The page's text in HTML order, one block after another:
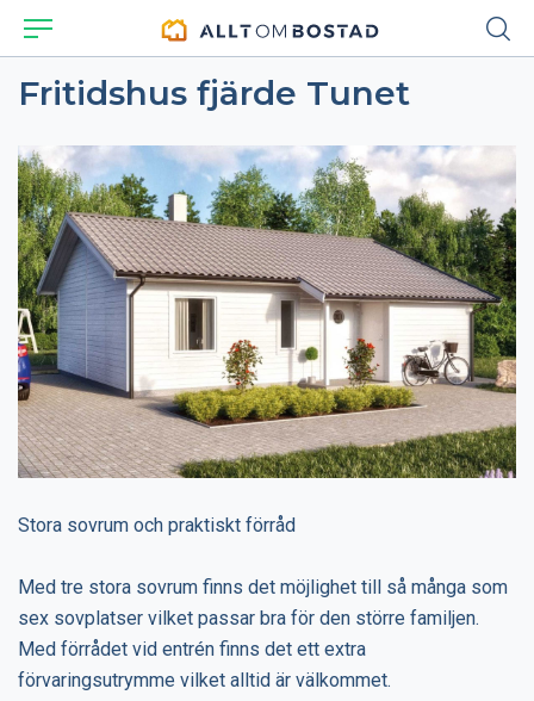
Fritidshus fjärde Tunet
Stora sovrum och praktiskt förråd
Med tre stora sovrum finns det möjlighet till så många som
sex sovplatser vilket passar bra för den större familjen.
Med förrådet vid entrén finns det ett extra
förvaringsutrymme vilket alltid är välkommet.